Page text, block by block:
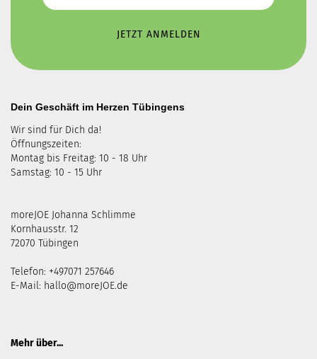
Dein Geschäft im Herzen Tübingens
Wir sind für Dich da!
Öffnungszeiten:
Montag bis Freitag: 10 - 18 Uhr
Samstag: 10 - 15 Uhr
moreJOE Johanna Schlimme
Kornhausstr. 12
72070 Tübingen
Telefon: +497071 257646
E-Mail: hallo@moreJOE.de
Mehr über...